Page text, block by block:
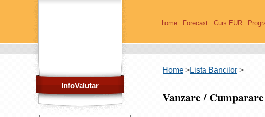
InfoValutar
home Forecast Curs EUR
Home >Lista Bancilor >
Vanzare /